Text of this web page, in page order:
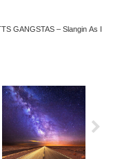
GANGSTAS – Slangin As I